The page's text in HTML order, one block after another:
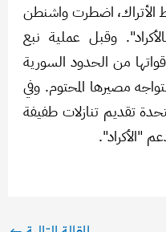
اضطرت واشنطن
وقبل عملية نبع
من الحدود السورية
مصيرها المحتوم. وفي
تقديم تنازلات طفيفة
"الأكراد".